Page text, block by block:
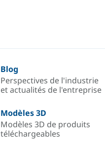
Blog
Perspectives de l'industrie
et actualités de l'entreprise
Modèles 3D
Modèles 3D de produits
téléchargeables